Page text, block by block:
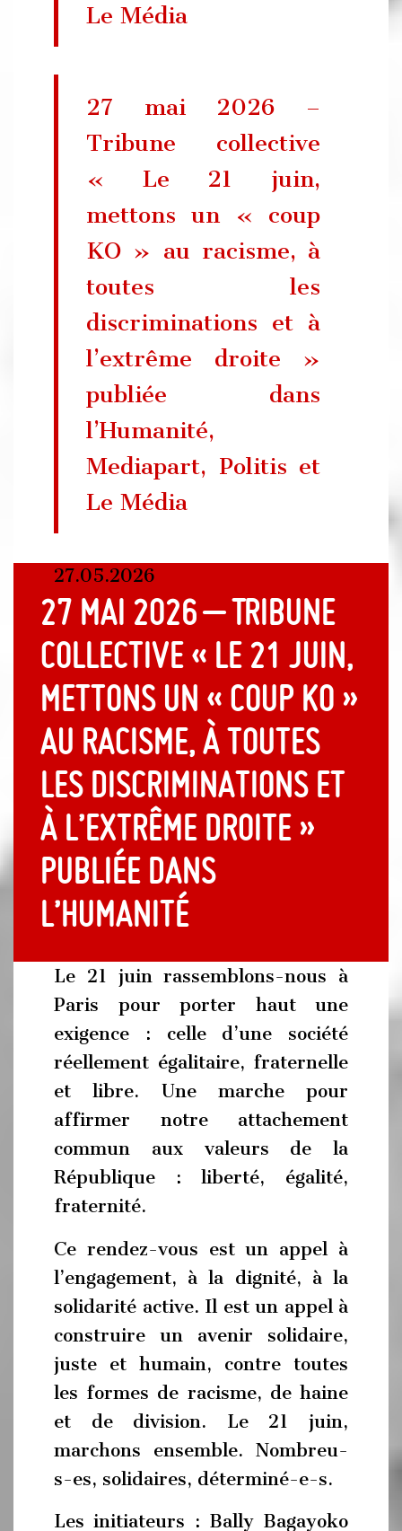
Le Média
27 mai 2026 –
Tribune collective
« Le 21 juin,
mettons un « coup
KO » au racisme, à
toutes les
discriminations et à
l’extrême droite »
publiée dans
l’Humanité,
Mediapart, Politis et
Le Média
27.05.2026
27 mai 2026 – Tribune
collective « Le 21 juin,
mettons un « coup KO »
au racisme, à toutes
les discriminations et
à l’extrême droite »
publiée dans
l’Humanité
Le 21 juin rassemblons-nous à
Paris pour porter haut une
exigence : celle d’une société
réellement égalitaire, fraternelle
et libre. Une marche pour
affirmer notre attachement
commun aux valeurs de la
République : liberté, égalité,
fraternité.
Ce rendez-vous est un appel à
l’engagement, à la dignité, à la
solidarité active. Il est un appel à
construire un avenir solidaire,
juste et humain, contre toutes
les formes de racisme, de haine
et de division. Le 21 juin,
marchons ensemble. Nombreu-
s-es, solidaires, déterminé-e-s.
Les initiateurs : Bally Bagayoko